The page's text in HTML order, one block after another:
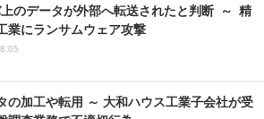
のデータが外部へ転送されたと判断 ～ 精
業にランサムウェア攻撃
の加工や転用 ～ 大和ハウス工業子会社が受